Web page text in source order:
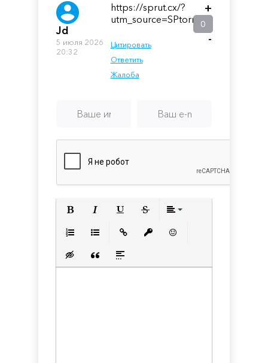
Jd
5 июля 2026
20:32
https://sprut.cx/?
utm_source=SPtorrent
Цитировать
Ответить
Жалоба
+
0
-
Вставка скрытого текста
Вставка цитаты
Вставка спойлера